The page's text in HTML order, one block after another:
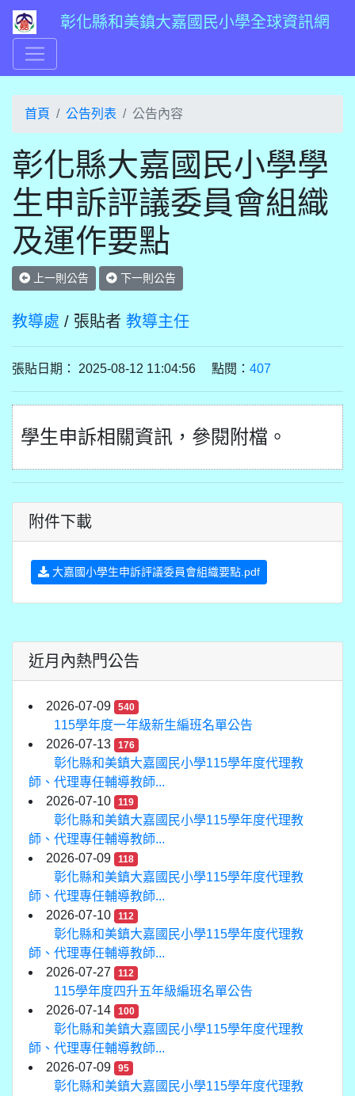
彰化縣和美鎮大嘉國民小學全球資訊網
首頁 公告列表 公告內容
彰化縣大嘉國民小學學
生申訴評議委員會組織
及運作要點
上一則公告 下一則公告
教導處 / 張貼者 教導主任
張貼日期： 2025-08-12 11:04:56 點閱： 407
學生申訴相關資訊，參閱附檔。
附件下載
大嘉國小學生申訴評議委員會組織要點.pdf
近月內熱門公告
2026-07-09 540
115學年度一年級新生編班名單公告
2026-07-13
176
彰化縣和美鎮大嘉國民小學115學年度代理教
師、代理專任輔導教師...
2026-07-10
119
彰化縣和美鎮大嘉國民小學115學年度代理教
師、代理專任輔導教師...
2026-07-09
118
彰化縣和美鎮大嘉國民小學115學年度代理教
師、代理專任輔導教師...
2026-07-10
112
彰化縣和美鎮大嘉國民小學115學年度代理教
師、代理專任輔導教師...
2026-07-27
112
115學年度四升五年級編班名單公告
2026-07-14
100
彰化縣和美鎮大嘉國民小學115學年度代理教
師、代理專任輔導教師...
2026-07-09
95
彰化縣和美鎮大嘉國民小學115學年度代理教